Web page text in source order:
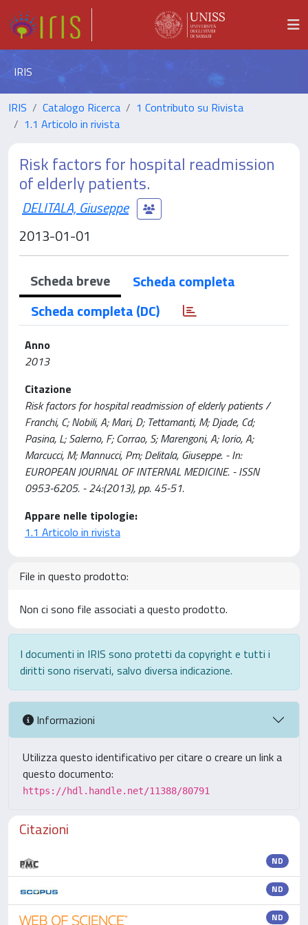
IRIS
IRIS Catalogo Ricerca
1 Contributo su Rivista
1.1 Articolo in rivista
Risk factors for hospital readmission
of elderly patients.
DELITALA, Giuseppe
2013-01-01
Scheda breve
Scheda completa
Scheda completa (DC)
Anno
2013
Citazione
Risk factors for hospital readmission of elderly patients /
Franchi, C; Nobili, A; Mari, D; Tettamanti, M; Djade, Cd;
Pasina, L; Salerno, F; Corrao, S; Marengoni, A; Iorio, A;
Marcucci, M; Mannucci, Pm; Delitala, Giuseppe. - In:
EUROPEAN JOURNAL OF INTERNAL MEDICINE. - ISSN
0953-6205. - 24:(2013), pp. 45-51.
Appare nelle tipologie:
1.1 Articolo in rivista
File in questo prodotto:
Non ci sono file associati a questo prodotto.
I documenti in IRIS sono protetti da copyright e tutti i
diritti sono riservati, salvo diversa indicazione.
Informazioni
Utilizza questo identificativo per citare o creare un link a
questo documento:
https://hdl.handle.net/11388/80791
Citazioni
ND
ND
ND